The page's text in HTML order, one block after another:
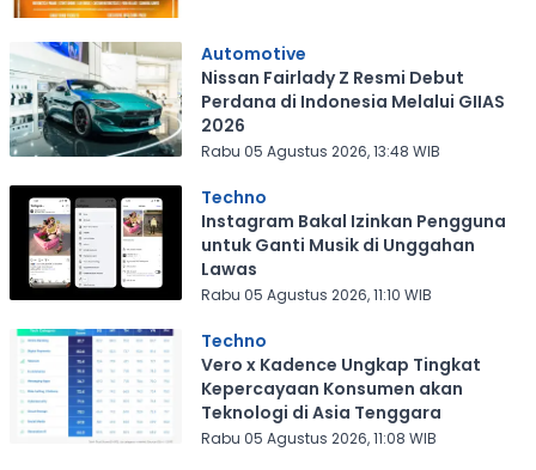
Automotive
Nissan Fairlady Z Resmi Debut
Perdana di Indonesia Melalui GIIAS
2026
Rabu 05 Agustus 2026, 13:48 WIB
Techno
Instagram Bakal Izinkan Pengguna
untuk Ganti Musik di Unggahan
Lawas
Rabu 05 Agustus 2026, 11:10 WIB
Techno
Vero x Kadence Ungkap Tingkat
Kepercayaan Konsumen akan
Teknologi di Asia Tenggara
Rabu 05 Agustus 2026, 11:08 WIB